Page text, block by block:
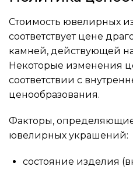
Стоимость ювелирных
соответствует цене
камней, действующей
Некоторые изменения
соответствии с
ценообразования.
Факторы,
ювелирных украшений:
состояние изделия